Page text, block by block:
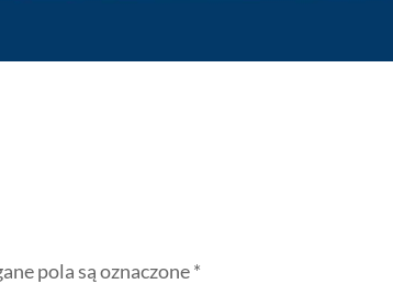
pola są oznaczone*